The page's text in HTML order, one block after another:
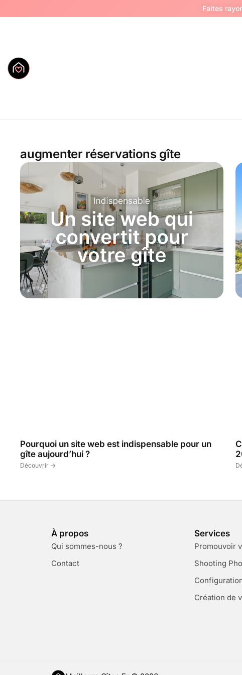
Faites
augmenter réservations gîte
Pourquoi un site web est indispensable pour un
gîte aujourd’hui ?
Découvrir ->
À propos
Qui sommes-nous ?
Contact
Services
Promouvoir
Shooting
Création de